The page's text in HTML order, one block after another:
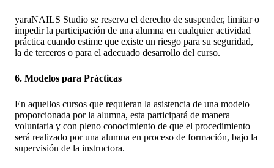
yaraNAILS Studio se reserva el derecho de suspender, limitar o
impedir la participación de una alumna en cualquier actividad
práctica cuando estime que existe un riesgo para su seguridad,
la de terceros o para el adecuado desarrollo del curso.
6. Modelos para Prácticas
En aquellos cursos que requieran la asistencia de una modelo
proporcionada por la alumna, esta participará de manera
voluntaria y con pleno conocimiento de que el procedimiento
será realizado por una alumna en proceso de formación, bajo la
supervisión de la instructora.